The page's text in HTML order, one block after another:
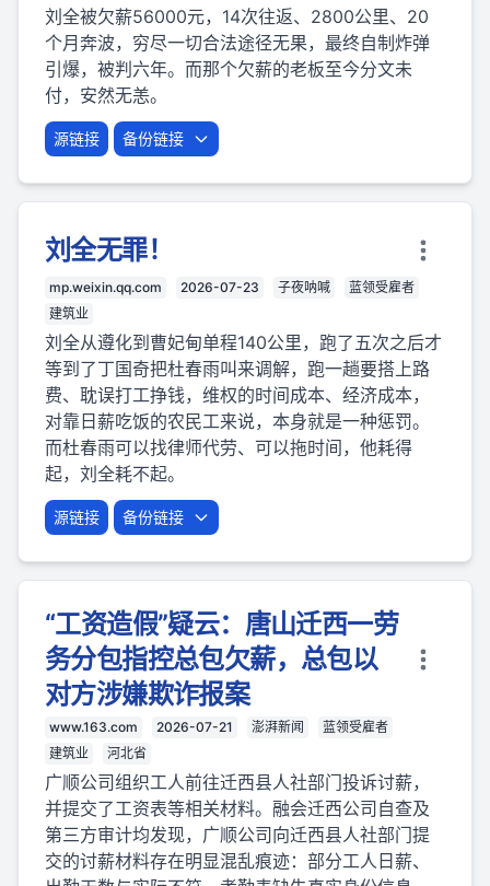
刘全被欠薪56000元，14次往返、2800公里、20
个月奔波，穷尽一切合法途径无果，最终自制炸弹
引爆，被判六年。而那个欠薪的老板至今分文未
付，安然无恙。
源链接 备份链接
刘全无罪！
mp.weixin.qq.com 2026-07-23 子夜呐喊
蓝领受雇者
建筑业
刘全从遵化到曹妃甸单程140公里，跑了五次之后才
等到了丁国奇把杜春雨叫来调解，跑一趟要搭上路
费、耽误打工挣钱，维权的时间成本、经济成本，
对靠日薪吃饭的农民工来说，本身就是一种惩罚。
而杜春雨可以找律师代劳、可以拖时间，他耗得
起，刘全耗不起。
源链接 备份链接
“工资造假”疑云：唐山迁西一劳
务分包指控总包欠薪，总包以
对方涉嫌欺诈报案
www.163.com 2026-07-21 澎湃新闻
蓝领受雇者
建筑业
河北省
广顺公司组织工人前往迁西县人社部门投诉讨薪，
并提交了工资表等相关材料。融会迁西公司自查及
第三方审计均发现，广顺公司向迁西县人社部门提
交的讨薪材料存在明显混乱痕迹：部分工人日薪、